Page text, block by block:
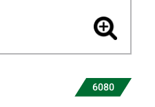
6080